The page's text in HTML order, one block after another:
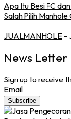
Apa Itu Besi FC
Salah Pilih
JUALMANHOLE -
News Letter
Sign up to receive
Email